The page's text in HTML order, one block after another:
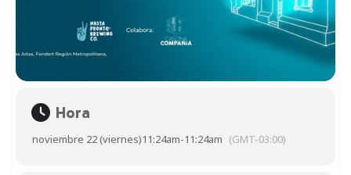
Hora
noviembre 22 (viernes)11:24am-11:24am (GMT-03:00)